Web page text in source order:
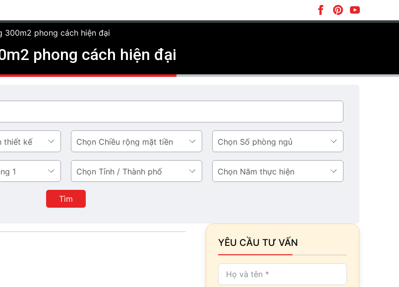
phong cách hiện đại
phong cách hiện đại
Chiều
rộng
mặt
tiền
Số
phòng
ngủ
Tỉnh
/
Thành
phố
Năm
thực
Tìm
YÊU CẦU TƯ VẤN